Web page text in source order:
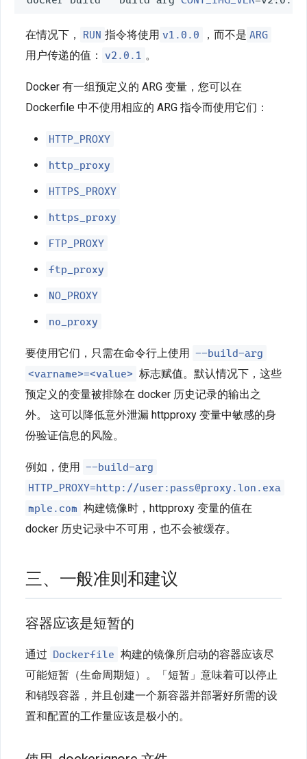
在情况下， RUN 指令将使用 v1.0.0 ，而不是 ARG
用户传递的值： v2.0.1 。
Docker 有一组预定义的 ARG 变量，您可以在
Dockerfile 中不使用相应的 ARG 指令而使用它们：
HTTP_PROXY
http_proxy
HTTPS_PROXY
https_proxy
FTP_PROXY
ftp_proxy
NO_PROXY
no_proxy
要使用它们，只需在命令行上使用 --build-arg
<varname>=<value> 标志赋值。默认情况下，这些
预定义的变量被排除在 docker 历史记录的输出之
外。 这可以降低意外泄漏 httpproxy 变量中敏感的身
份验证信息的风险。
例如，使用 --build-arg
HTTP_PROXY=http://user:pass@proxy.lon.exa
mple.com 构建镜像时，httpproxy 变量的值在
docker 历史记录中不可用，也不会被缓存。
三、一般准则和建议
容器应该是短暂的
通过 Dockerfile 构建的镜像所启动的容器应该尽
可能短暂（生命周期短）。「短暂」意味着可以停止
和销毁容器，并且创建一个新容器并部署好所需的设
置和配置的工作量应该是极小的。